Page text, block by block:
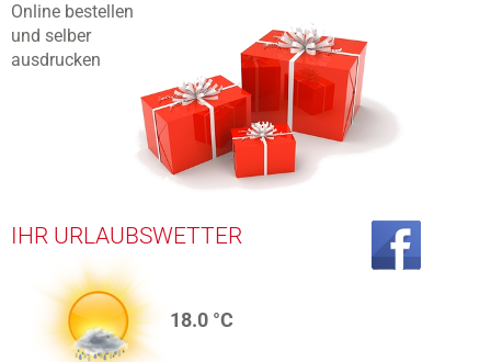
Online bestellen
und selber
ausdrucken
IHR URLAUBSWETTER
18.0